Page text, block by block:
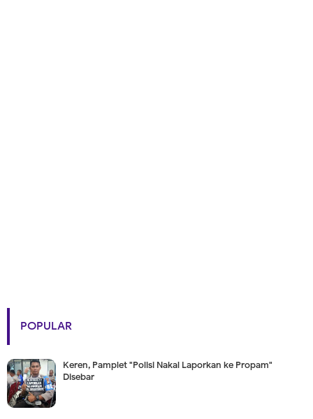
POPULAR
Keren, Pamplet "Polisi Nakal Laporkan ke Propam"
Disebar